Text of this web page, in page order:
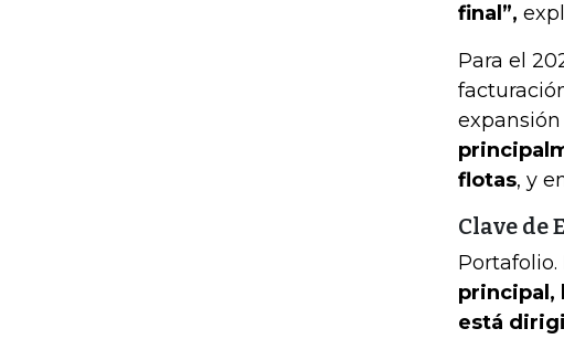
final”,
Para el
flotas, y
Clave de
principal,
está